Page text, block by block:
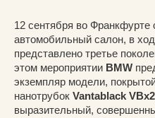
12 сентября во
автомобильный салон, в
представлено третье
этом мероприятии BMW
экземпляр модели,
нанотрубок Vantablack VBx2
выразительный,